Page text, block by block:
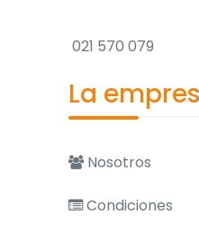
021 570 079
La
Nosotros
Condiciones